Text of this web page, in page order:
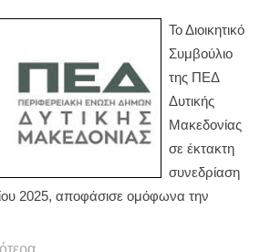
Το Διοικητικό
Συμβούλιο
της ΠΕΔ
Δυτικής
Μακεδονίας
σε έκτακτη
συνεδρίαση
2025, αποφάσισε ομόφωνα την